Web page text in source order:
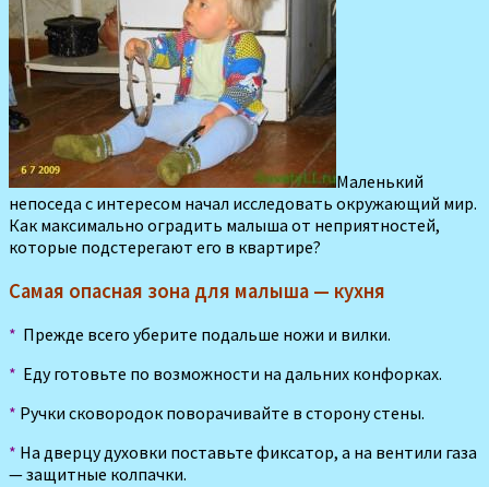
Маленький
непоседа с интересом начал исследовать окружающий мир.
Как максимально оградить малыша от неприятностей,
которые подстерегают его в квартире?
Самая опасная зона для малыша — кухня
* Прежде всего уберите подальше ножи и вилки.
* Еду готовьте по возможности на дальних конфорках.
* Ручки сковородок поворачивайте в сторону стены.
* На дверцу духовки поставьте фиксатор, а на вентили газа
— защитные колпачки.